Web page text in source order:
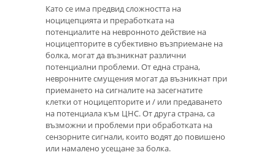
Като се има предвид сложността на
ноцицепцията и преработката на
потенциалите на невронното действие на
ноцицепторите в субективно възприемане на
болка, могат да възникнат различни
потенциални проблеми. От една страна,
невронните смущения могат да възникнат при
приемането на сигналите на засегнатите
клетки от ноцицепторите и / или предаването
на потенциала към ЦНС. От друга страна, са
възможни и проблеми при обработката на
сензорните сигнали, които водят до повишено
или намалено усещане за болка.